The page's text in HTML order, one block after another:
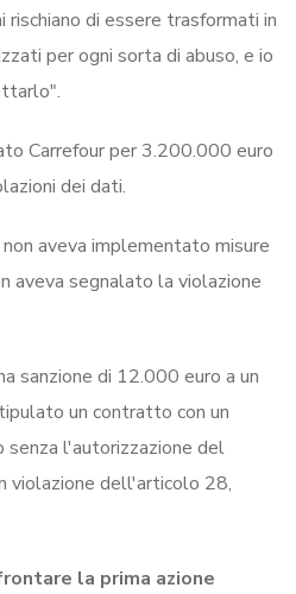
rischiano di essere trasformati in
per ogni sorta di abuso, e io
Carrefour per 3.200.000 euro
dei dati.
aveva implementato misure
aveva segnalato la violazione
sanzione di 12.000 euro a un
un contratto con un
l'autorizzazione del
dell'articolo 28,
la prima azione